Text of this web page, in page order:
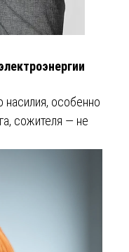
насилия, особенно
сожителя — не